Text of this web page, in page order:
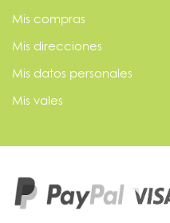
Mis compras
Mis direcciones
Mis datos personales
Mis vales